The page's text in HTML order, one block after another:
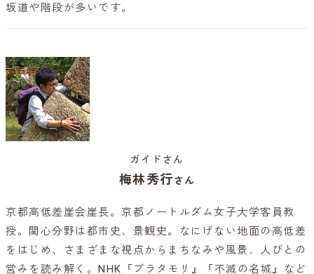
坂道や階段が多いです。
ガイドさん
梅林秀行さん
京都高低差崖会崖長。京都ノートルダム女子大学客員教
授。関心分野は都市史、景観史。なにげない地面の高低差
をはじめ、さまざまな視点からまちなみや風景、人びとの
営みを読み解く。NHK『ブラタモリ』『不滅の名城』など